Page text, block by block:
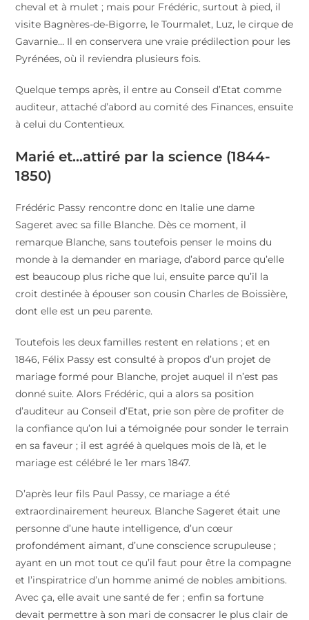
cheval et à mulet ; mais pour Frédéric, surtout à pied, il
visite Bagnères-de-Bigorre, le Tourmalet, Luz, le cirque de
Gavarnie… Il en conservera une vraie prédilection pour les
Pyrénées, où il reviendra plusieurs fois.
Quelque temps après, il entre au Conseil d’Etat comme
auditeur, attaché d’abord au comité des Finances, ensuite
à celui du Contentieux.
Marié et…attiré par la science (1844-
1850)
Frédéric Passy rencontre donc en Italie une dame
Sageret avec sa fille Blanche. Dès ce moment, il
remarque Blanche, sans toutefois penser le moins du
monde à la demander en mariage, d’abord parce qu’elle
est beaucoup plus riche que lui, ensuite parce qu’il la
croit destinée à épouser son cousin Charles de Boissière,
dont elle est un peu parente.
Toutefois les deux familles restent en relations ; et en
1846, Félix Passy est consulté à propos d’un projet de
mariage formé pour Blanche, projet auquel il n’est pas
donné suite. Alors Frédéric, qui a alors sa position
d’auditeur au Conseil d’Etat, prie son père de profiter de
la confiance qu’on lui a témoignée pour sonder le terrain
en sa faveur ; il est agréé à quelques mois de là, et le
mariage est célébré le 1er mars 1847.
D’après leur fils Paul Passy, ce mariage a été
extraordinairement heureux. Blanche Sageret était une
personne d’une haute intelligence, d’un cœur
profondément aimant, d’une conscience scrupuleuse ;
ayant en un mot tout ce qu’il faut pour être la compagne
et l’inspiratrice d’un homme animé de nobles ambitions.
Avec ça, elle avait une santé de fer ; enfin sa fortune
devait permettre à son mari de consacrer le plus clair de